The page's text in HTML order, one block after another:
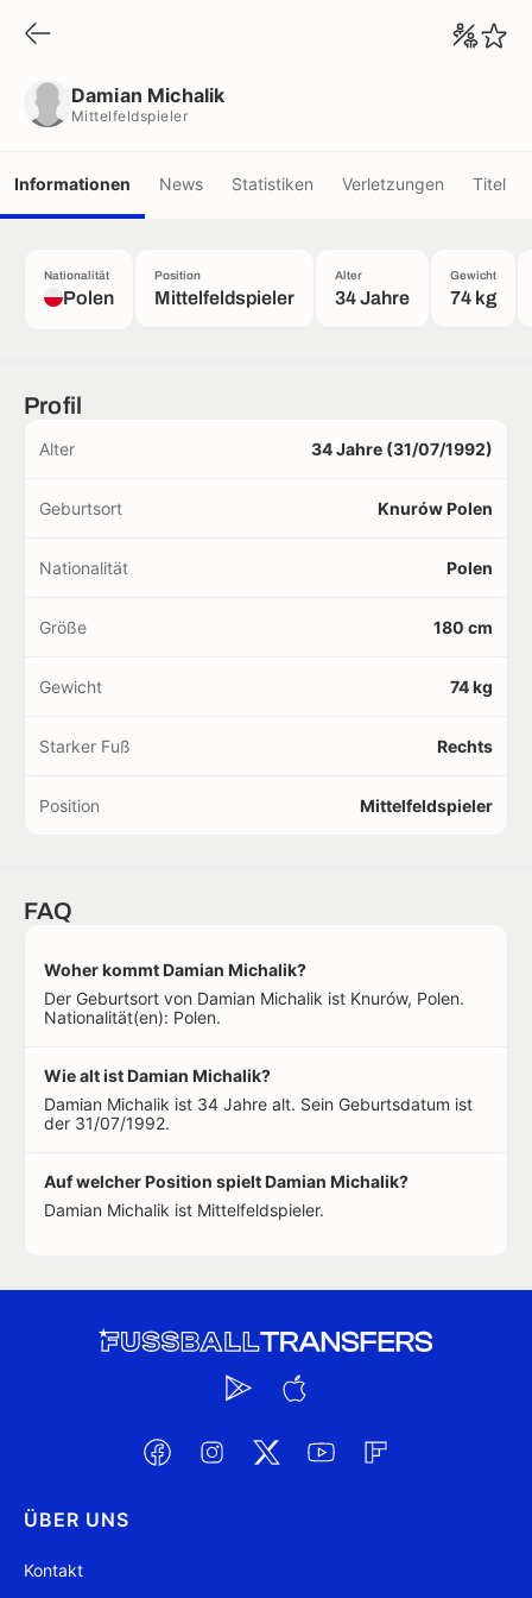
Damian Michalik
Mittelfeldspieler
Informationen News Statistiken Verletzungen Titel
Nationalität
Polen
Position
Mittelfeldspieler
Alter
34 Jahre
Gewicht
74 kg
Profil
Alter 34 Jahre (31/07/1992)
Geburtsort Knurów Polen
Nationalität Polen
Größe 180 cm
Gewicht 74 kg
Starker Fuß Rechts
Position Mittelfeldspieler
FAQ
Woher kommt Damian Michalik?
Der Geburtsort von Damian Michalik ist Knurów, Polen.
Nationalität(en): Polen.
Wie alt ist Damian Michalik?
Damian Michalik ist 34 Jahre alt. Sein Geburtsdatum ist
der 31/07/1992.
Auf welcher Position spielt Damian Michalik?
Damian Michalik ist Mittelfeldspieler.
ÜBER UNS
Kontakt